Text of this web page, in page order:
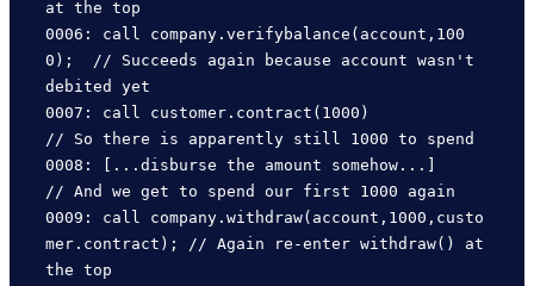
at the top
0006: call company.verifybalance(account,100
0);  // Succeeds again because account wasn't
debited yet
0007: call customer.contract(1000)
// So there is apparently still 1000 to spend
0008: [...disburse the amount somehow...]
// And we get to spend our first 1000 again
0009: call company.withdraw(account,1000,custo
mer.contract); // Again re-enter withdraw() at
the top